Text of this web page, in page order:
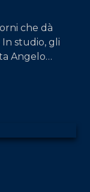
che dà
In studio, gli
Angelo
storico-